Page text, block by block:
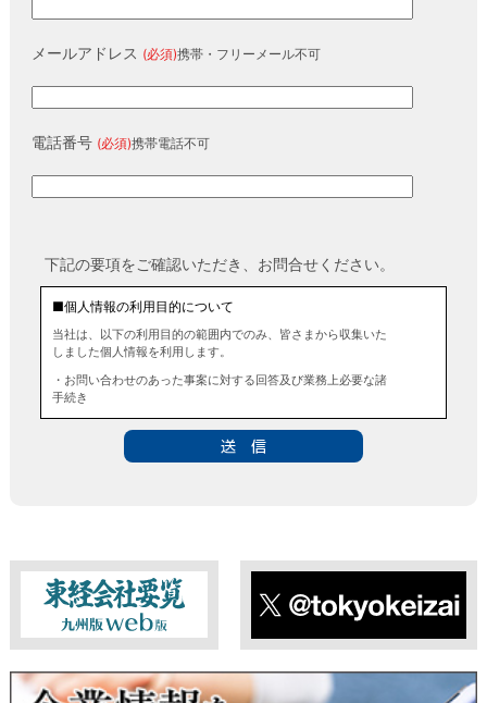
メールアドレス (必須)携帯・フリーメール不可
電話番号 (必須)携帯電話不可
下記の要項をご確認いただき、お問合せください。
■個人情報の利用目的について
当社は、以下の利用目的の範囲内でのみ、皆さまから収集いた
しました個人情報を利用します。
・お問い合わせのあった事案に対する回答及び業務上必要な諸
手続き
■個人情報の第三者提供について
■ 個人情報提供の任意性及び留意点
個人情報のご提供は任意ですが、必要な個人情報をご提供いた
だけなかった場合は、上記利用目的を達成できない場合があり
ますのでご了承ください。
当社は、本人が自己の個人情報について、通知・開示・訂正・
東経会社要覧web版 X